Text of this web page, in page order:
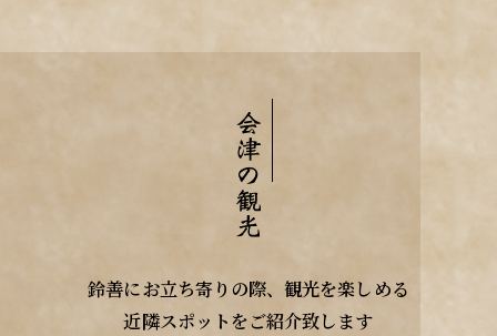
鈴善にお立ち寄りの際、観光を楽しめる
近隣スポットをご紹介致します